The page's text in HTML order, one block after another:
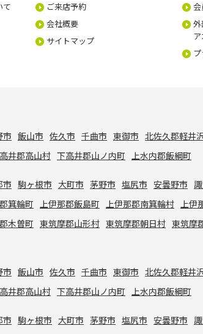
て
ご来店予約
会社概要
サイトマップ
外
市 飯山市 佐久市 千曲市 東御市 北佐久郡軽井
井郡高山村 下高井郡山ノ内町 上水内郡飯綱町
市 駒ヶ根市 大町市 茅野市 塩尻市 安曇野市
箕輪町 上伊那郡飯島町 上伊那郡南箕輪村 上伊
木曽町 東筑摩郡山形村 東筑摩郡朝日村 東筑摩
市 飯山市 佐久市 千曲市 東御市 北佐久郡軽井
井郡高山村 下高井郡山ノ内町 上水内郡飯綱町
市 駒ヶ根市 大町市 茅野市 塩尻市 安曇野市